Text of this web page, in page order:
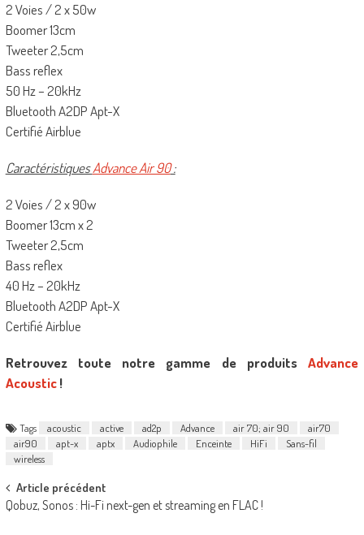
2 Voies / 2 x 50w
Boomer 13cm
Tweeter 2,5cm
Bass reflex
50 Hz – 20kHz
Bluetooth A2DP Apt-X
Certifié Airblue
CaractéristiquesAdvance Air 90:
2 Voies / 2 x 90w
Boomer 13cm x 2
Tweeter 2,5cm
Bass reflex
40 Hz – 20kHz
Bluetooth A2DP Apt-X
Certifié Airblue
Retrouvez toute notre gamme de produitsAdvance
Acoustic!
Tags acoustic active ad2p Advance air 70; air 90
air70
air90
apt-x aptx Audiophile Enceinte HiFi
Sans-fil
wireless
Post
navigation
Article précédent
Qobuz, Sonos : Hi-Fi next-gen et streaming en FLAC !